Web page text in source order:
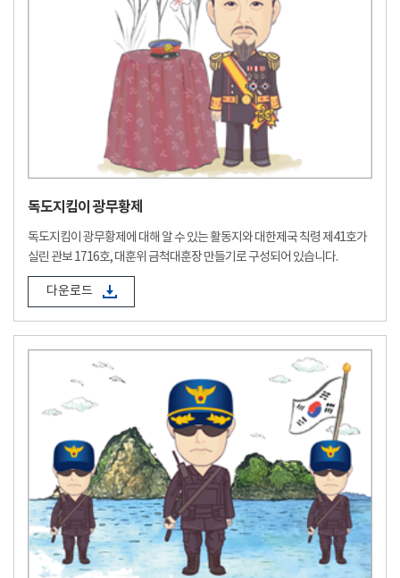
독도지킴이 광무황제
독도지킴이 광무황제에 대해 알 수 있는 활동지와 대한제국 칙령 제41호가
실린 관보 1716호, 대훈위 금척대훈장 만들기로 구성되어 있습니다.
다운로드